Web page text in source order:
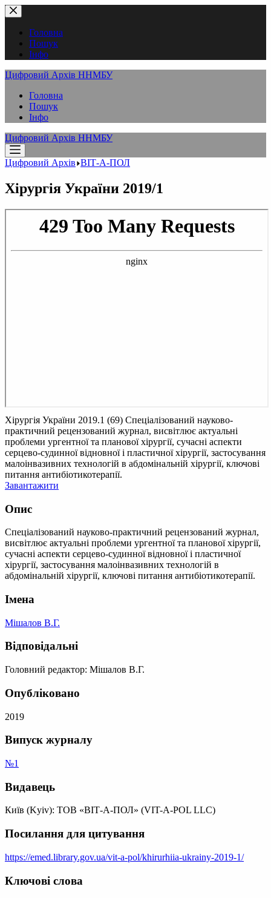
Перейти
до
вмістуГоловна
Пошук
Інфо
Цифровий Архів ННМБУ
Головна
Пошук
Інфо
Цифровий Архів ННМБУ
Цифровий Архів ВІТ-А-ПОЛ
Хірургія України 2019/1
Хірургія України 2019.1 (69) Cпеціалізований науково-
практичний рецензований журнал, висвітлює актуальні
проблеми ургентної та планової хірургії, сучасні аспекти
серцево-судинної відновної і пластичної хірургії, застосування
малоінвазивних технологій в абдомінальній хірургії, ключові
питання антибіотикотерапії.
Завантажити
Опис
Cпеціалізований науково-практичний рецензований журнал,
висвітлює актуальні проблеми ургентної та планової хірургії,
сучасні аспекти серцево-судинної відновної і пластичної
хірургії, застосування малоінвазивних технологій в
абдомінальній хірургії, ключові питання антибіотикотерапії.
Імена
Мішалов В.Г.
Відповідальні
Головний редактор: Мішалов В.Г.
Опубліковано
2019
Випуск журналу
№1
Видавець
Київ (Kyiv): ТОВ «ВІТ-А-ПОЛ» (VIT-A-POL LLC)
Посилання для цитування
https://emed.library.gov.ua/vit-a-pol/khirurhiia-ukrainy-2019-1/
Ключові слова